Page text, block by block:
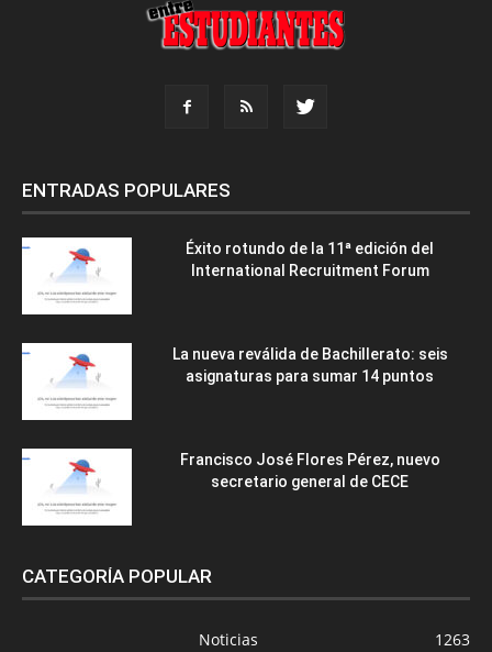
ENTRADAS POPULARES
Éxito rotundo de la 11ª edición del
International Recruitment Forum
La nueva reválida de Bachillerato: seis
asignaturas para sumar 14 puntos
Francisco José Flores Pérez, nuevo
secretario general de CECE
CATEGORÍA POPULAR
Noticias
1263